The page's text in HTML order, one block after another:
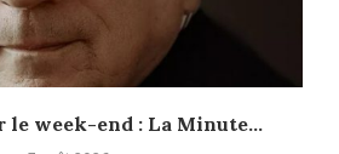
le week-end : La Minute...